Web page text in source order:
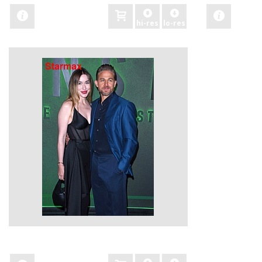
hi-res lo-res